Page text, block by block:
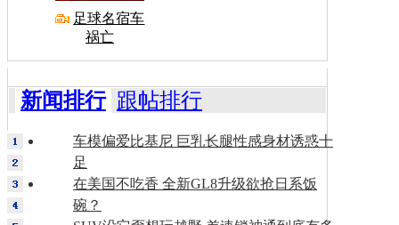
足球名宿车
祸亡
新闻排行 跟帖排行
车模偏爱比基尼 巨乳长腿性感身材诱惑十
足
在美国不吃香 全新GL8升级欲抢日系饭
碗？